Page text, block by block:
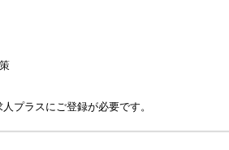
プラスにご登録が必要です。